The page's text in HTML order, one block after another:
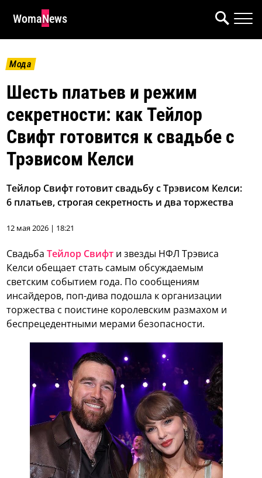
WomaNews
Мода
Шесть платьев и режим
секретности: как Тейлор
Свифт готовится к свадьбе с
Трэвисом Келси
Тейлор Свифт готовит свадьбу с Трэвисом Келси:
6 платьев, строгая секретность и два торжества
12 мая 2026 | 18:21
СвадьбаТейлор Свифт и звезды НФЛ Трэвиса
Келси обещает стать самым обсуждаемым
светским событием года. По сообщениям
инсайдеров, поп-дива подошла к организации
торжества с поистине королевским размахом и
беспрецедентными мерами безопасности.